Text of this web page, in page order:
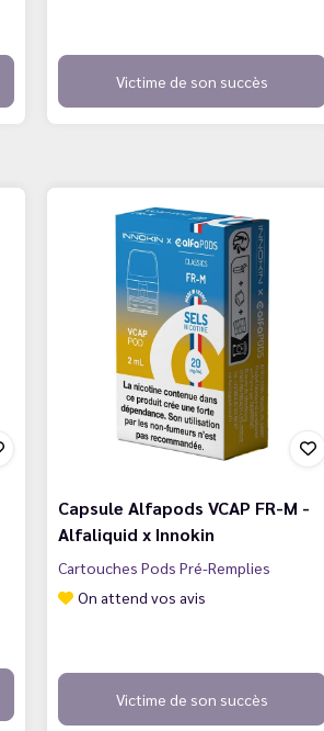
Victime de son succès
Capsule Alfapods VCAP FR-M -
Alfaliquid x Innokin
Cartouches Pods Pré-Remplies
On attend vos avis
Victime de son succès